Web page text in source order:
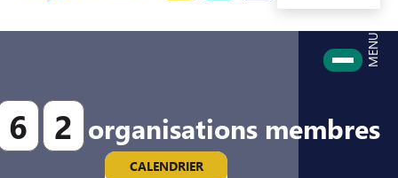
MENU
6 2 organisations membres
CALENDRIER